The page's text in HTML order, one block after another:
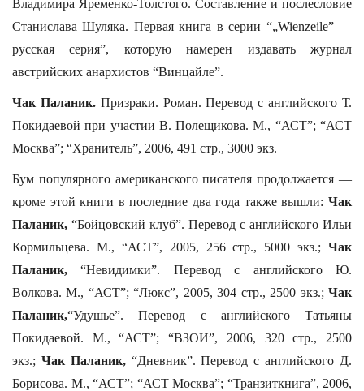
Владимира Яременко-Толстого. Составление и послесловие
Станислава Шуляка. Первая книга в серии “„Wienzeile” —
русская серия”, которую намерен издавать журнал
австрийских анархистов “Винцайле”.
Чак Паланик.Призраки. Роман. Перевод с английского Т.
Покидаевой при участии В. Полещикова. М., “АСТ”; “АСТ
Москва”; “Хранитель”, 2006, 491 стр., 3000 экз.
Бум популярного американского писателя продолжается —
кроме этой книги в последние два года также вышли: Чак
Паланик, “Бойцовский клуб”. Перевод с английского Ильи
Кормильцева. М., “АСТ”, 2005, 256 стр., 5000 экз.; Чак
Паланик,“Невидимки”. Перевод с английского Ю.
Волкова. М., “АСТ”; “Люкс”, 2005, 304 стр., 2500 экз.; Чак
Паланик,“Удушье”. Перевод с английского Татьяны
Покидаевой. М., “АСТ”; “ВЗОИ”, 2006, 320 стр., 2500
экз.; Чак Паланик,“Дневник”. Перевод с английского Д.
Борисова. М., “АСТ”; “АСТ Москва”; “Транзиткнига”, 2006,